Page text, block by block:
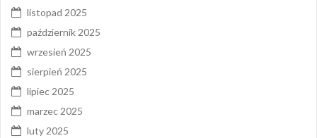
listopad 2025
październik 2025
wrzesień 2025
sierpień 2025
lipiec 2025
marzec 2025
luty 2025